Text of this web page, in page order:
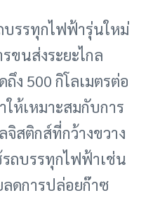
บรรทุกไฟฟ้ารุ่นใหม่
ขนส่งระยะไกล
ถึง 500 กิโลเมตรต่อ
ให้เหมาะสมกับการ
จิสติกส์ที่กว้างขวาง
รถบรรทุกไฟฟ้าเช่น
ลดการปล่อยก๊าซ